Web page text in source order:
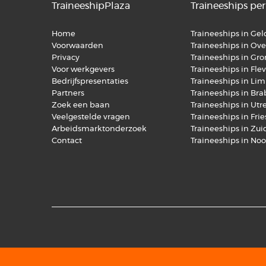
TraineeshipPlaza
Home
Voorwaarden
Privacy
Voor werkgevers
Bedrijfspresentaties
Partners
Zoek een baan
Veelgestelde vragen
Arbeidsmarktonderzoek
Contact
Traineeships
Traineeships in
Traineeships in
Traineeships in
Traineeships in
Traineeships in
Traineeships in
Traineeships in
Traineeships in
Traineeships in
Traineeships in